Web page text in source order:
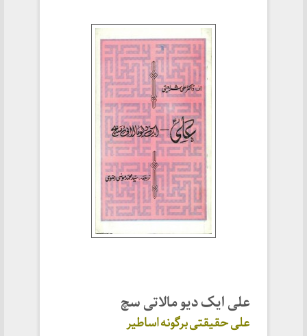
علی ایک دیو مالاتی سچ
علی حقیقتی برگونه اساطیر